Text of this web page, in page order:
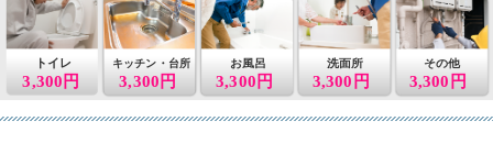
3,300円
トイレ
3,300円
キッチン・台所 お風呂
3,300円
洗面所
3,300円
その他
3,300円